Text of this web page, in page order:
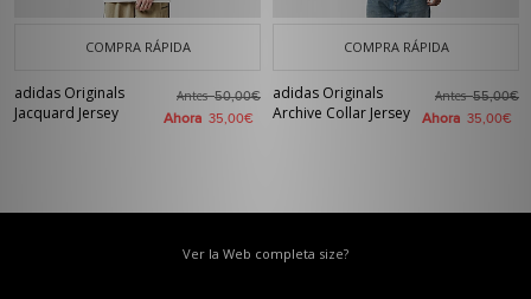
COMPRA RÁPIDA
adidas Originals
Jacquard Jersey
Antes50,00€
Ahora 35,00€
COMPRA RÁPIDA
adidas Originals
Archive Collar Jersey
Antes55,00€
Ahora 35,00€
Ver la Web completa size?